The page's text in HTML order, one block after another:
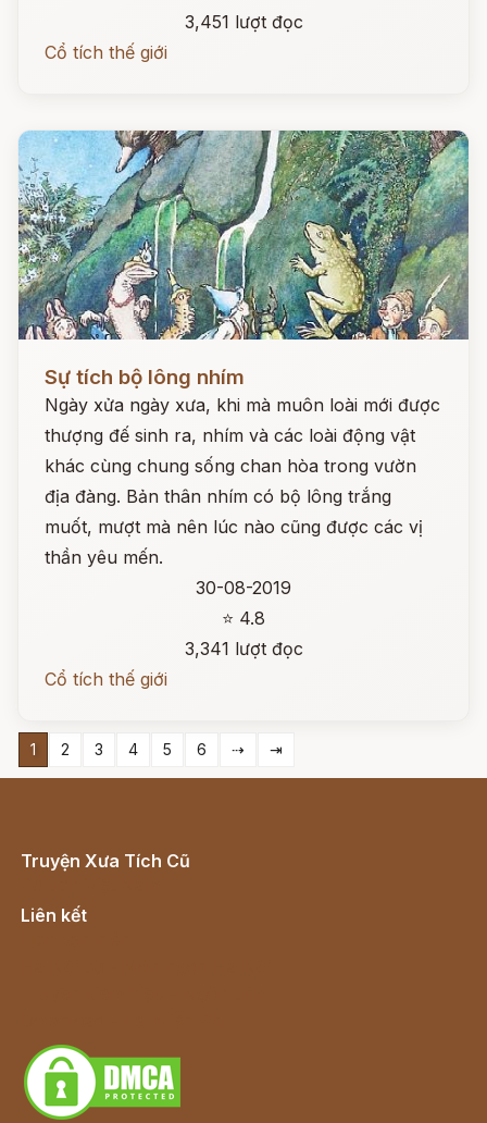
3,451 lượt đọc
Cổ tích thế giới
Sự tích bộ lông nhím
Ngày xửa ngày xưa, khi mà muôn loài mới được
thượng đế sinh ra, nhím và các loài động vật
khác cùng chung sống chan hòa trong vườn
địa đàng. Bản thân nhím có bộ lông trắng
muốt, mượt mà nên lúc nào cũng được các vị
thần yêu mến.
30-08-2019
⭐ 4.8
3,341 lượt đọc
Cổ tích thế giới
1 2 3 4 5 6 ⇢ ⇥
Truyện Xưa Tích Cũ
Liên kết